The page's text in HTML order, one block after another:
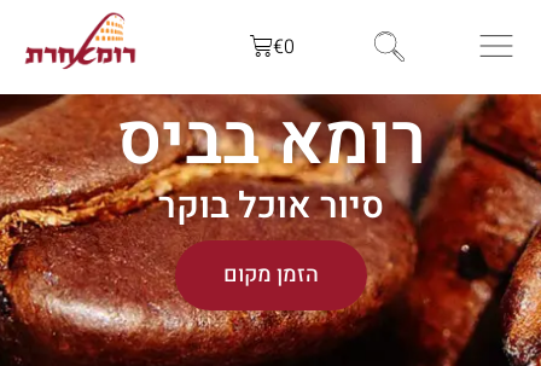
€0
רומא בביס
סיור אוכל בוקר
הזמן מקום